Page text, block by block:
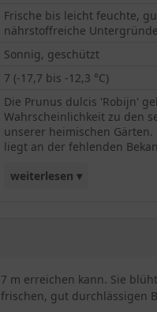
Frische bis leicht feuchte,
nährstoffreiche Untergründe
Sonnig, geschützt
7 (-17,7 bis -12,3 °C)
Die Prunus dulcis 'Robijn'
Wahrscheinlichkeit zu den
unserer heimischen
liegt an der fehlenden
weiterlesen ▾
gehört zu den sehr frühen
die uns den Frühling in
farbener Optik
m erreichen kann. Sie
gut durchlässigen